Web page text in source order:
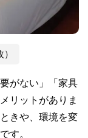
がない」「家具
リットがありま
きや、環境を変
す。